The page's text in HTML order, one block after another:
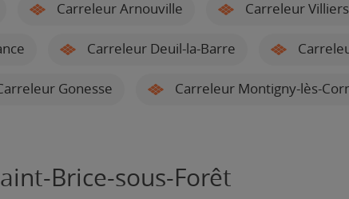
Carreleur Arnouville Carreleur
Carreleur Deuil-la-Barre
Gonesse Carreleur Montigny-lès-
Brice-sous-Forêt